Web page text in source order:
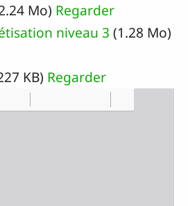
Mo) Regarder
niveau 3 (1.28 Mo)
KB) Regarder